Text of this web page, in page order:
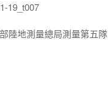
19_t007
陸地測量總局測量第五隊